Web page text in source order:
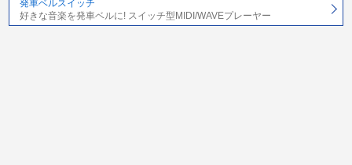
発車ベルスイッチ
好きな音楽を発車ベルに! スイッチ型MIDI/WAVEプレーヤー